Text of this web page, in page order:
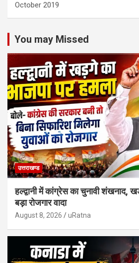
October 2019
You may Missed
उत्तराखण्ड
हल्द्वानी में कांग्रेस का चुनावी शंखनाद,
बड़ा रोजगार वादा
August 8, 2026 uRatna